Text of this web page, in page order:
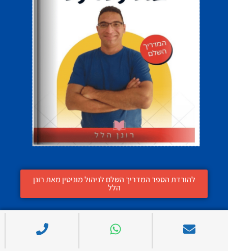
להורדת הספר המדריך השלם לניהול מוניטין מאת רונן
הלל